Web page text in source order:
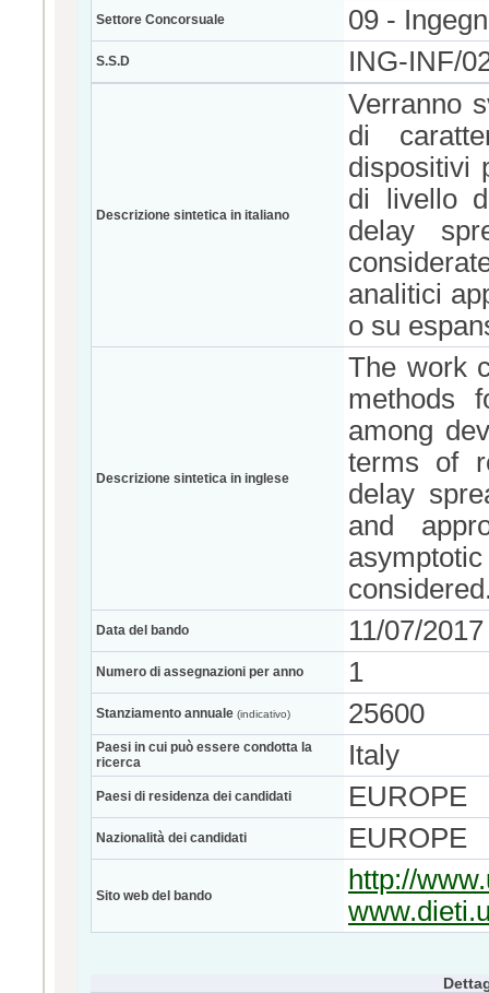
Settore Concorsuale 09 -
S.S.D ING-INF/
Descrizione sintetica in italiano
Verranno
di
dispositivi
di livello
delay
analitici
o su
Descrizione sintetica in inglese
The work
methods
among
terms of
delay
and
Data del bando 11/07/2017
Numero di assegnazioni per anno 1
Stanziamento annuale (indicativo) 25600
Paesi in cui può essere condotta la
ricerca
Italy
Paesi di residenza dei candidati EUROPE
Nazionalità dei candidati EUROPE
Sito web del bando
http://